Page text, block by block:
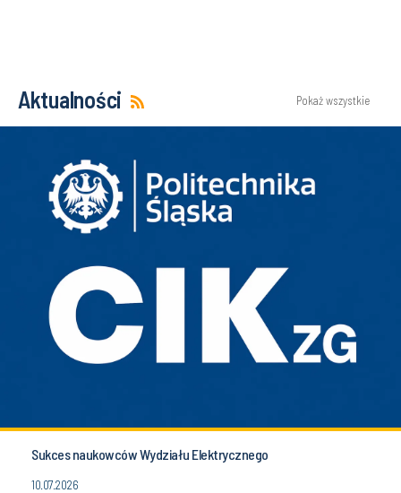
Aktualności Pokaż wszystkie
Sukces naukowców Wydziału Elektrycznego
10.07.2026